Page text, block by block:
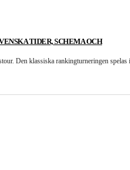
TIDER, SCHEMA OCH
Den klassiska rankingturneringen spelas i